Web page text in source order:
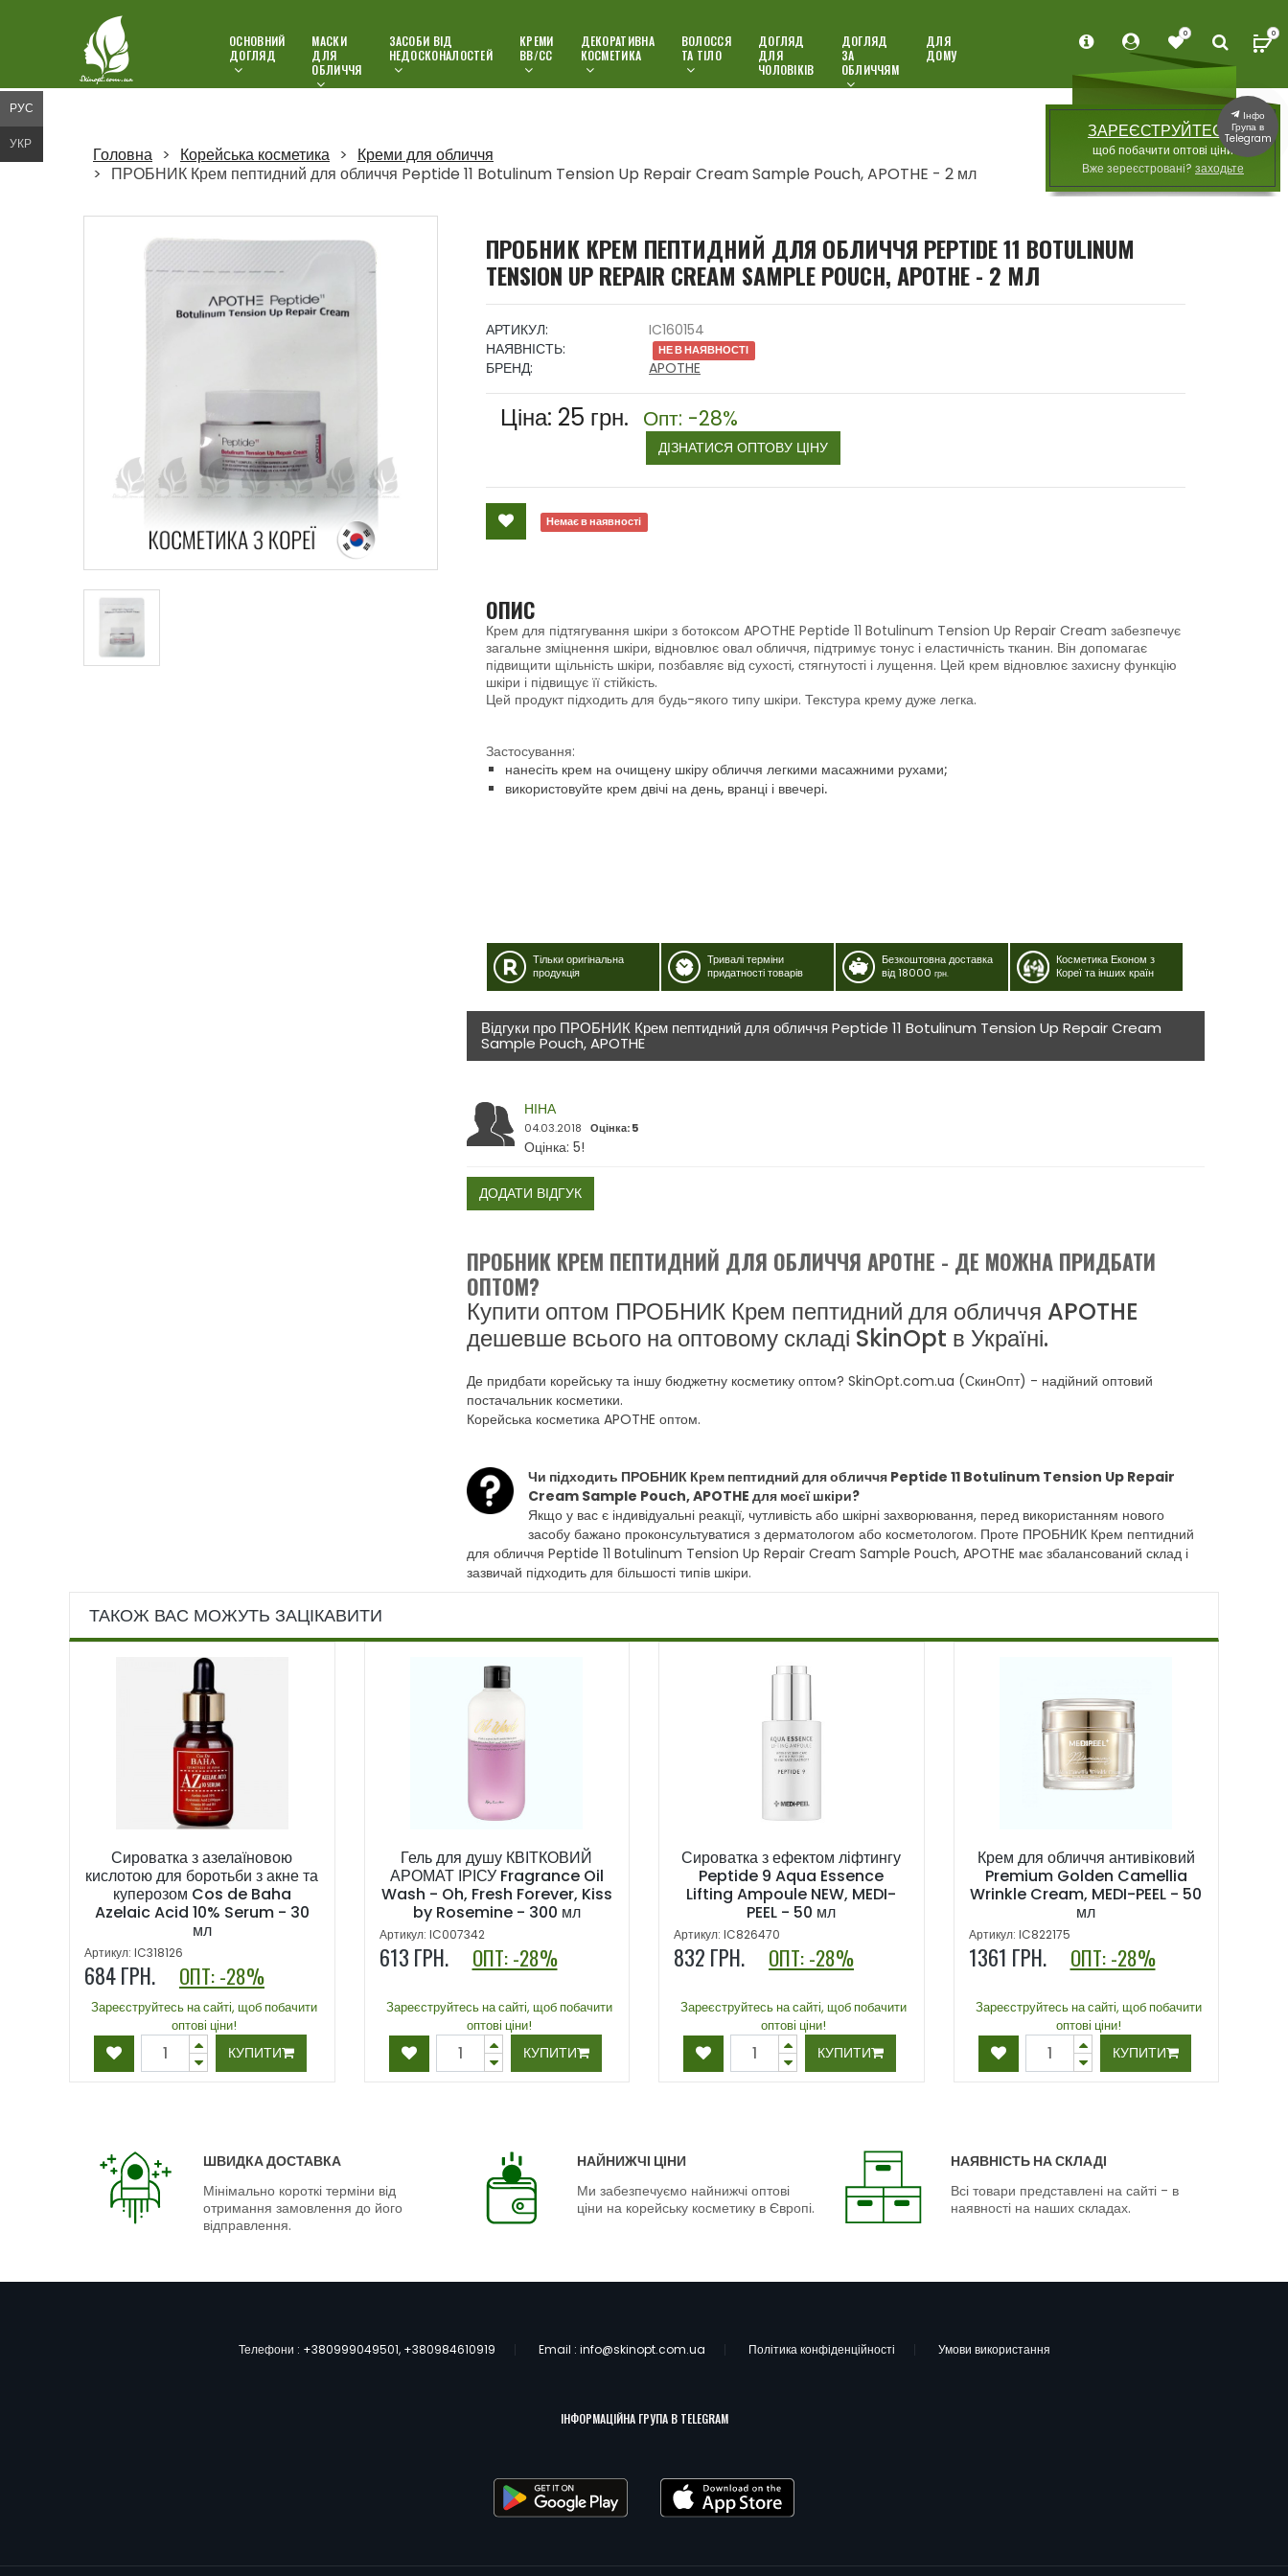
ОСНОВНИЙ
ДОГЛЯД
МАСКИ
ДЛЯ
ОБЛИЧЧЯ
ЗАСОБИ ВІД
НЕДОСКОНАЛОСТЕЙ
КРЕМИ
ВВ/СС
ДЕКОРАТИВНА
КОСМЕТИКА
ВОЛОССЯ
ТА ТІЛО
ДОГЛЯД
ДЛЯ
ЧОЛОВІКІВ
ДОГЛЯД
ЗА
ОБЛИЧЧЯМ
ДЛЯ
ДОМУ
ЗАРЕЄСТРУЙТЕСЯ,
щоб побачити оптові ціни
Вже зереєстровані? заходьте
0 0
Головна Корейська косметика
Креми для обличчя
ПРОБНИК Крем пептидний для обличчя Peptide 11 Botulinum Tension Up Repair Cream Sample Pouch, APOTHE - 2 мл
ПРОБНИК КРЕМ ПЕПТИДНИЙ ДЛЯ ОБЛИЧЧЯ PEPTIDE 11 BOTULINUM
TENSION UP REPAIR CREAM SAMPLE POUCH, APOTHE - 2 МЛ
АРТИКУЛ:
IC160154
НАЯВНІСТЬ:
НЕ В НАЯВНОСТІ
БРЕНД: APOTHE
Ціна: 25 грн. Опт: -28%
ДІЗНАТИСЯ ОПТОВУ ЦІНУ
Немає в наявності
ОПИС
Крем для підтягування шкіри з ботоксом APOTHE Peptide 11 Botulinum Tension Up Repair Cream забезпечує
загальне зміцнення шкіри, відновлює овал обличчя, підтримує тонус і еластичність тканин. Він допомагає
підвищити щільність шкіри, позбавляє від сухості, стягнутості і лущення. Цей крем відновлює захисну функцію
шкіри і підвищує її стійкість.
Цей продукт підходить для будь-якого типу шкіри. Текстура крему дуже легка.
Застосування:
нанесіть крем на очищену шкіру обличчя легкими масажними рухами;
використовуйте крем двічі на день, вранці і ввечері.
Тільки оригінальна
продукція
Тривалі терміни
придатності товарів
Безкоштовна доставка
від 18000 грн.
Косметика Економ з
Кореї та інших країн
Відгуки про ПРОБНИК Крем пептидний для обличчя Peptide 11 Botulinum Tension Up Repair Cream
Sample Pouch, APOTHE
НІНА
04.03.2018 Оцінка: 5
Оцінка: 5!
ДОДАТИ ВІДГУК
ПРОБНИК КРЕМ ПЕПТИДНИЙ ДЛЯ ОБЛИЧЧЯ APOTHE - ДЕ МОЖНА ПРИДБАТИ
ОПТОМ?
Купити оптом ПРОБНИК Крем пептидний для обличчя APOTHE
дешевше всього на оптовому складі SkinOpt в Україні.
Де придбати корейську та іншу бюджетну косметику оптом? SkinOpt.com.ua (СкинОпт) - надійний оптовий
постачальник косметики.
Корейська косметика APOTHE оптом.
Чи підходить ПРОБНИК Крем пептидний для обличчя Peptide 11 Botulinum Tension Up Repair
Cream Sample Pouch, APOTHE для моєї шкіри?
Якщо у вас є індивідуальні реакції, чутливість або шкірні захворювання, перед використанням нового
засобу бажано проконсультуватися з дерматологом або косметологом. Проте ПРОБНИК Крем пептидний
для обличчя Peptide 11 Botulinum Tension Up Repair Cream Sample Pouch, APOTHE має збалансований склад і
зазвичай підходить для більшості типів шкіри.
ТАКОЖ ВАС МОЖУТЬ ЗАЦІКАВИТИ
Сироватка з азелаїновою
кислотою для боротьби з акне та
куперозом Cos de Baha
Azelaic Acid 10% Serum - 30
мл
Артикул: IC318126
684ГРН. ОПТ: -28%
Зареєструйтесь на сайті, щоб побачити
оптові ціни!
КУПИТИ
Гель для душу КВІТКОВИЙ
АРОМАТ ІРІСУ Fragrance Oil
Wash - Oh, Fresh Forever, Kiss
by Rosemine - 300 мл
Артикул: IC007342
613 ГРН. ОПТ: -28%
Зареєструйтесь на сайті, щоб побачити
оптові ціни!
КУПИТИ
Сироватка з ефектом ліфтингу
Peptide 9 Aqua Essence
Lifting Ampoule NEW, MEDI-
PEEL - 50 мл
Артикул: IC826470
832 ГРН. ОПТ: -28%
Зареєструйтесь на сайті, щоб побачити
оптові ціни!
КУПИТИ
Крем для обличчя антивіковий
Premium Golden Camellia
Wrinkle Cream, MEDI-PEEL - 50
мл
Артикул: IC822175
1361 ГРН. ОПТ: -28%
Зареєструйтесь на сайті, щоб побачити
оптові ціни!
КУПИТИ
ШВИДКА ДОСТАВКА
Мінімально короткі терміни від
отримання замовлення до його
відправлення.
НАЙНИЖЧІ ЦІНИ
Ми забезпечуємо найнижчі оптові
ціни на корейську косметику в Європі.
НАЯВНІСТЬ НА СКЛАДІ
Всі товари представлені на сайті - в
наявності на наших складах.
Телефони : +380999049501, +380984610919 Email : info@skinopt.com.ua Політика конфіденційності Умови використання
ІНФОРМАЦІЙНА ГРУПА В TELEGRAM
РУС
УКР
Інфо
Група в
Telegram